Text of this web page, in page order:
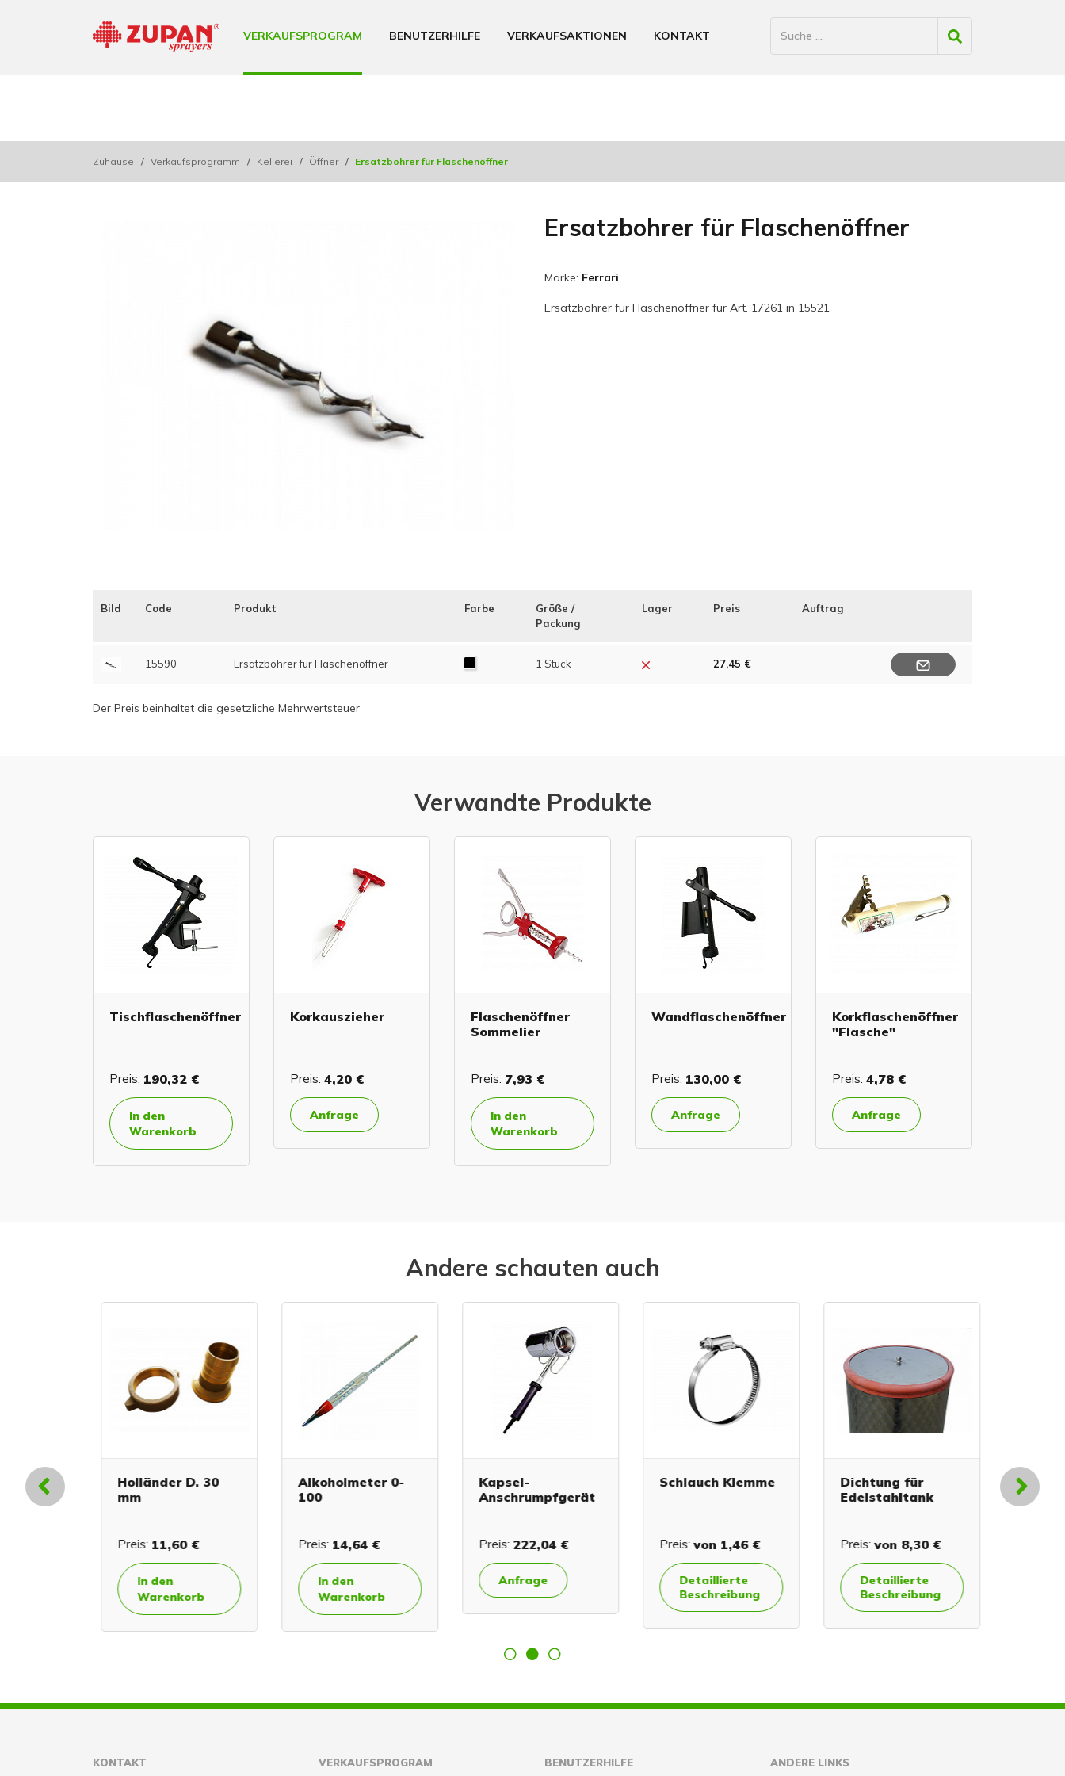
VERKAUFSPROGRAM BENUTZERHILFE VERKAUFSAKTIONEN KONTAKT
Zuhause / Verkaufsprogramm / Kellerei / Öffner / Ersatzbohrer für Flaschenöffner
Ersatzbohrer für Flaschenöffner
Marke: Ferrari
Ersatzbohrer für Flaschenöffner für Art. 17261 in 15521
Bild Code Produkt Farbe
Größe /
Packung
Lager Preis Auftrag
15590 Ersatzbohrer für Flaschenöffner 1 Stück 27,45 €
Der Preis beinhaltet die gesetzliche Mehrwertsteuer
Verwandte Produkte
Tischflaschenöffner
Preis: 190,32 €
In den
Warenkorb
Korkauszieher
Preis: 4,20 €
Anfrage
Flaschenöffner
Sommelier
Preis: 7,93 €
In den
Warenkorb
Wandflaschenöffner
Preis: 130,00 €
Anfrage
Korkflaschenöffner
"Flasche"
Preis: 4,78 €
Anfrage
Andere schauten auch
Holländer D. 30
mm
Preis: 11,60 €
In den
Warenkorb
Alkoholmeter 0-
100
Preis: 14,64 €
In den
Warenkorb
Kapsel-
Anschrumpfgerät
Preis: 222,04 €
Anfrage
Schlauch Klemme
Preis: von1,46 €
Detaillierte
Beschreibung
Dichtung für
Edelstahltank
Preis: von8,30 €
Detaillierte
Beschreibung
Spund
KONTAKT VERKAUFSPROGRAM BENUTZERHILFE ANDERE LINKS